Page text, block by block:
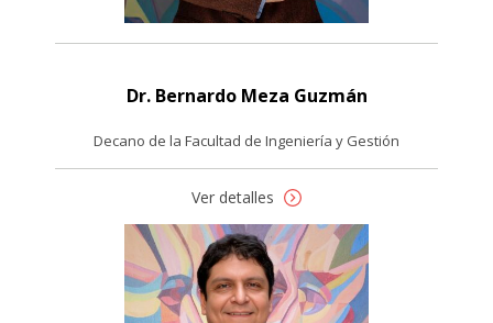
Dr. Bernardo Meza Guzmán
Decano de la Facultad de Ingeniería y Gestión
Ver detalles